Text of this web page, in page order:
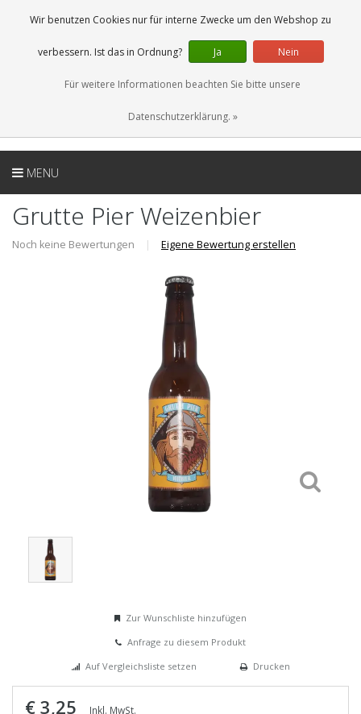
0 Artikel
DE
MENU
Grutte Pier Weizenbier
Noch keine Bewertungen | Eigene Bewertung erstellen
Zur Wunschliste hinzufügen
Anfrage zu diesem Produkt
Auf Vergleichsliste setzen
Drucken
€ 3,25 Inkl. MwSt.
Wir benutzen Cookies nur für interne Zwecke um den Webshop zu
verbessern. Ist das in Ordnung? Ja Nein
Für weitere Informationen beachten Sie bitte unsere
Datenschutzerklärung. »